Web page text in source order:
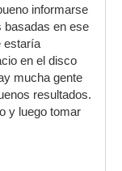
informarse
basadas en ese
estaría
en el disco
mucha gente
resultados.
y luego tomar